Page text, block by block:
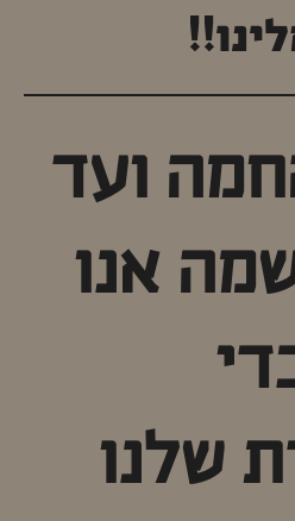
ועד
אנו
שלנו